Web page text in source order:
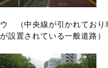
ウ （中央線が引かれており
が設置されている一般道路）